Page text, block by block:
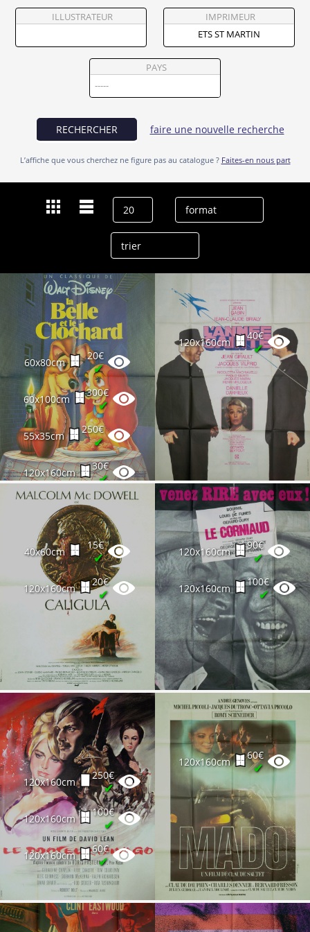
Vendre
ILLUSTRATEUR IMPRIMEUR
PAYS
RECHERCHER faire une nouvelle recherche
L’affiche que vous cherchez ne figure pas au catalogue ? Faites-en nous part
60x80cm
20€
✔
60x100cm
300€
✔
55x35cm
250€
✔
120x160cm
30€
✔
120x160cm
40€
✔
40x60cm
15€
✔
120x160cm
20€
✔
120x160cm
90€
✔
120x160cm
100€
✔
120x160cm
250€
✔
120x160cm
100€
✔
120x160cm
60€
✔
120x160cm
60€
✔